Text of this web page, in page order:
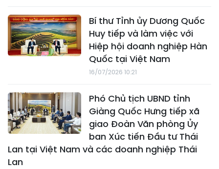
Bí thư Tỉnh ủy Dương Quốc
Huy tiếp và làm việc với
Hiệp hội doanh nghiệp Hàn
Quốc tại Việt Nam
16/07/2026 10:21
Phó Chủ tịch UBND tỉnh
Giàng Quốc Hưng tiếp xã
giao Đoàn Văn phòng Ủy
ban Xúc tiến Đầu tư Thái
Lan tại Việt Nam và các doanh nghiệp Thái
Lan